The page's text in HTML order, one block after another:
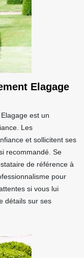
Elagage
est un
Les
et sollicitent ses
recommandé. Se
de référence à
pour
si vous lui
détails sur ses